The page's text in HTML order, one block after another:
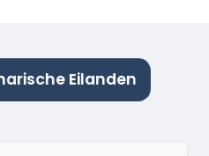
Eilanden